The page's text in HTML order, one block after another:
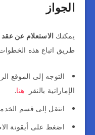
الجواز
يمكنك الاستعلام عن
طريق اتباع هذه
التوجه إلى الموقع
الإماراتية بالنقر هنا.
انتقل إلى قسم
اضغط على أيقونة